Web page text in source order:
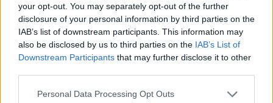
your opt-out. You may separately opt-out of the further
disclosure of your personal information by third parties on the
IAB’s list of downstream participants. This information may
also be disclosed by us to third parties on the IAB’s List of
Downstream Participants that may further disclose it to other
Personal Data Processing Opt Outs